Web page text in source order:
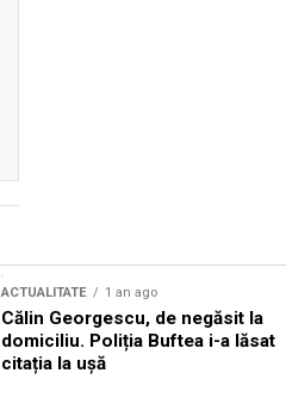
ACTUALITATE 1 an ago
Călin Georgescu, de negăsit la
domiciliu. Poliția Buftea i-a lăsat
citația la ușă